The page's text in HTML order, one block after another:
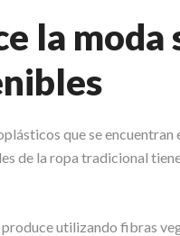
la
que se encuentran
de la ropa tradicional
utilizando fibras